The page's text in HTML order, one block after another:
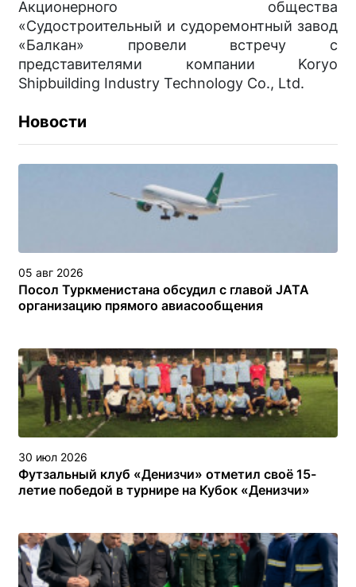
Акционерного общества
«Судостроительный и судоремонтный завод
«Балкан» провели встречу с
представителями компании Koryo
Shipbuilding Industry Technology Co., Ltd.
Новости
05 авг 2026
Посол Туркменистана обсудил с главой JATA
организацию прямого авиасообщения
30 июл 2026
Футзальный клуб «Денизчи» отметил своё 15-
летие победой в турнире на Кубок «Денизчи»